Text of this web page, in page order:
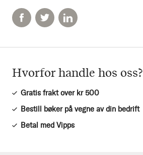
Hvorfor handle hos oss?
Gratis frakt over kr 500
Bestill bøker på vegne av din bedrift
Betal med Vipps